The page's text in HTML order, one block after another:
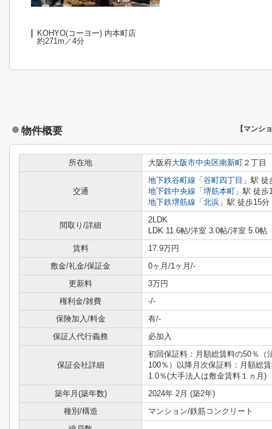
KOHYO(コーヨー) 内本町店
約271m／4分
物件概要 【マンシ
所在地 大阪府大阪市中央区南新町 ２丁目
交通
地下鉄谷町線 「 谷町四丁目 」駅 徒
地下鉄中央線 「 堺筋本町 」駅 徒歩
地下鉄堺筋線 「 北浜 」駅 徒歩15分
間取り/詳細
2LDK
LDK 11.6帖/洋室 3.0帖/洋室 5.0帖
賃料
17.9万円
敷金/礼金/保証金
0ヶ月/1ヶ月/-
更新料
3万円
権利金/雑費
-/-
保険加入/料金
有/-
保証人代行義務
必加入
保証会社詳細
初回保証料：月額総賃料の50％（
100％）以降月次保証料：月額総
1.0％(大手法人は敷金賃料１ヵ月)
築年月(築年数)
2024年 2月 (築2年)
種別/構造
マンション/鉄筋コンクリート